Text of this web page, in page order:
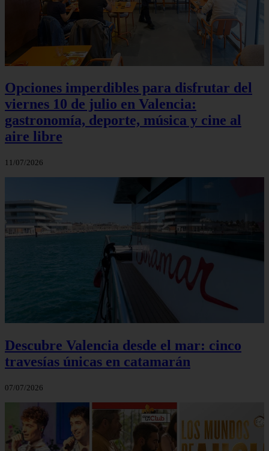
Opciones imperdibles para disfrutar del
viernes 10 de julio en Valencia:
gastronomía, deporte, música y cine al
aire libre
11/07/2026
Descubre Valencia desde el mar: cinco
travesías únicas en catamarán
07/07/2026